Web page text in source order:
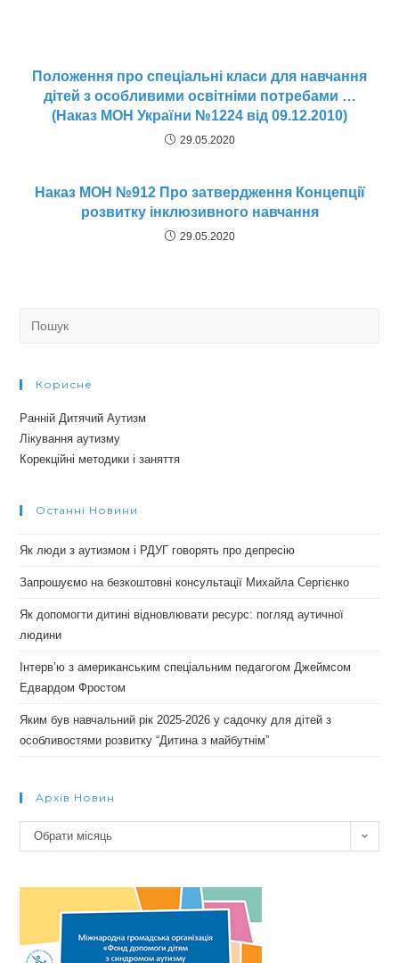
Положення про спеціальні класи для навчання
дітей з особливими освітніми потребами …
(Наказ МОН України №1224 від 09.12.2010)
29.05.2020
Наказ МОН №912 Про затвердження Концепції
розвитку інклюзивного навчання
29.05.2020
Корисне
Ранній Дитячий Аутизм
Лікування аутизму
Корекційні методики і заняття
Останні Новини
Як люди з аутизмом і РДУГ говорять про депресію
Запрошуємо на безкоштовні консультації Михайла Сергієнко
Як допомогти дитині відновлювати ресурс: погляд аутичної
людини
Інтерв’ю з американським спеціальним педагогом Джеймсом
Едвардом Фростом
Яким був навчальний рік 2025-2026 у садочку для дітей з
особливостями розвитку “Дитина з майбутнім”
Архів Новин
Архів
новин
Обрати місяць